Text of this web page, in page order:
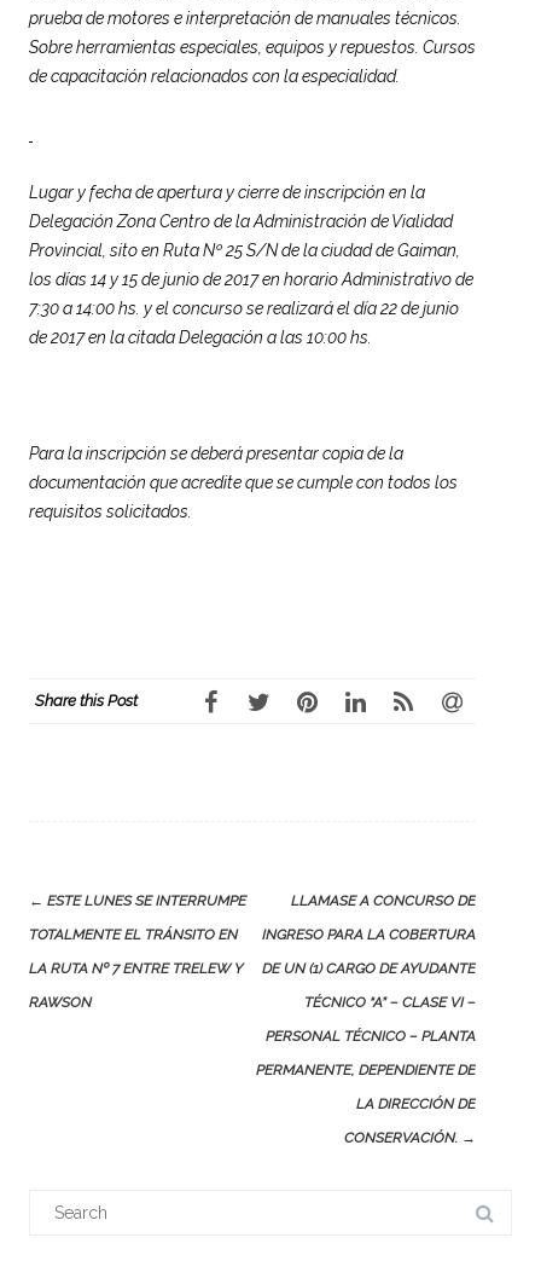
prueba de motores e interpretación de manuales técnicos.
Sobre herramientas especiales, equipos y repuestos. Cursos
de capacitación relacionados con la especialidad.
Lugar y fecha de apertura y cierre de inscripción en la
Delegación Zona Centro de la Administración de Vialidad
Provincial, sito en Ruta Nº 25 S/N de la ciudad de Gaiman,
los días 14 y 15 de junio de 2017 en horario Administrativo de
7:30 a 14:00 hs. y el concurso se realizará el día 22 de junio
de 2017 en la citada Delegación a las 10:00 hs.
Para la inscripción se deberá presentar copia de la
documentación que acredite que se cumple con todos los
requisitos solicitados.
Share this Post
Post
navigation
← ESTE LUNES SE INTERRUMPE
TOTALMENTE EL TRÁNSITO EN
LA RUTA Nº 7 ENTRE TRELEW Y
RAWSON
LLAMASE A CONCURSO DE
INGRESO PARA LA COBERTURA
DE UN (1) CARGO DE AYUDANTE
TÉCNICO “A” – CLASE VI –
PERSONAL TÉCNICO – PLANTA
PERMANENTE, DEPENDIENTE DE
LA DIRECCIÓN DE
CONSERVACIÓN. →